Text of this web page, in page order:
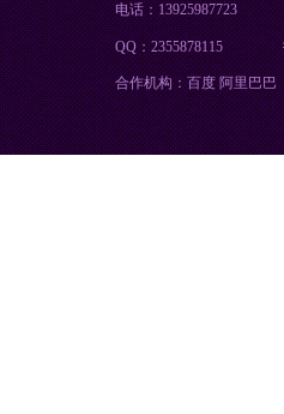
电话：13925987723
QQ：2355878115
合作机构：百度 阿里巴巴